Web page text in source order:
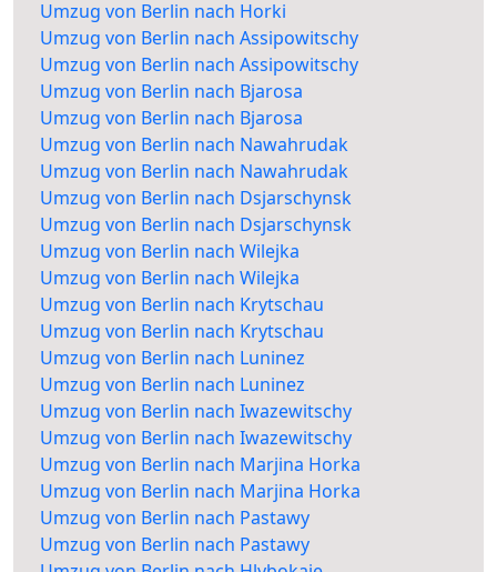
Umzug von Berlin nach Horki
Umzug von Berlin nach Assipowitschy
Umzug von Berlin nach Assipowitschy
Umzug von Berlin nach Bjarosa
Umzug von Berlin nach Bjarosa
Umzug von Berlin nach Nawahrudak
Umzug von Berlin nach Nawahrudak
Umzug von Berlin nach Dsjarschynsk
Umzug von Berlin nach Dsjarschynsk
Umzug von Berlin nach Wilejka
Umzug von Berlin nach Wilejka
Umzug von Berlin nach Krytschau
Umzug von Berlin nach Krytschau
Umzug von Berlin nach Luninez
Umzug von Berlin nach Luninez
Umzug von Berlin nach Iwazewitschy
Umzug von Berlin nach Iwazewitschy
Umzug von Berlin nach Marjina Horka
Umzug von Berlin nach Marjina Horka
Umzug von Berlin nach Pastawy
Umzug von Berlin nach Pastawy